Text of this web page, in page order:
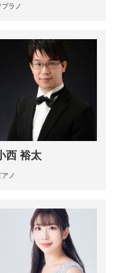
プラノ
西 裕太
アノ